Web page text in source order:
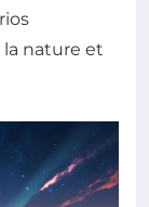
la nature et